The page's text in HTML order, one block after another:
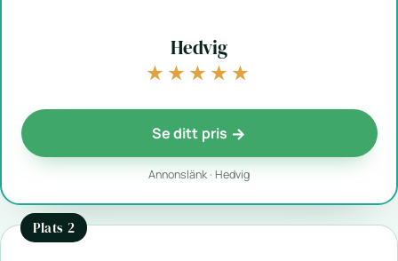
Hedvig
★★★★★
★★★★★
Se ditt pris
Annonslänk · Hedvig
Plats 2